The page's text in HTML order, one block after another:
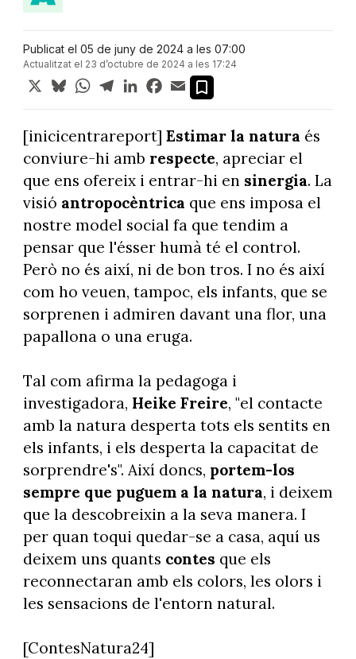
Publicat el 05 de juny de 2024 a les 07:00
Actualitzat el 23 d’octubre de 2024 a les 17:24
X BlueskyWhatsApp
TelegramLinkedInFacebook
Email
[inicicentrareport] Estimar la natura és
conviure-hi amb respecte, apreciar el
que ens ofereix i entrar-hi en sinergia. La
visió antropocèntrica que ens imposa el
nostre model social fa que tendim a
pensar que l'ésser humà té el control.
Però no és així, ni de bon tros. I no és així
com ho veuen, tampoc, els infants, que se
sorprenen i admiren davant una flor, una
papallona o una eruga.
Tal com afirma la pedagoga i
investigadora, Heike Freire, "el contacte
amb la natura desperta tots els sentits en
els infants, i els desperta la capacitat de
sorprendre's". Així doncs, portem-los
sempre que puguem a la natura, i deixem
que la descobreixin a la seva manera. I
per quan toqui quedar-se a casa, aquí us
deixem uns quants contes que els
reconnectaran amb els colors, les olors i
les sensacions de l'entorn natural.
[ContesNatura24]